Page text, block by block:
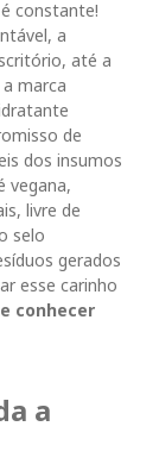
constante!
a
até a
marca
de
dos insumos
vegana,
livre de
selo
gerados
esse carinho
e conhecer
a